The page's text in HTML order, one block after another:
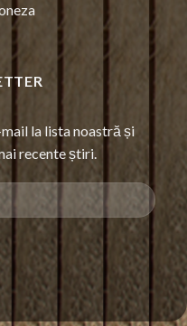
la lista noastră și
recente știri.